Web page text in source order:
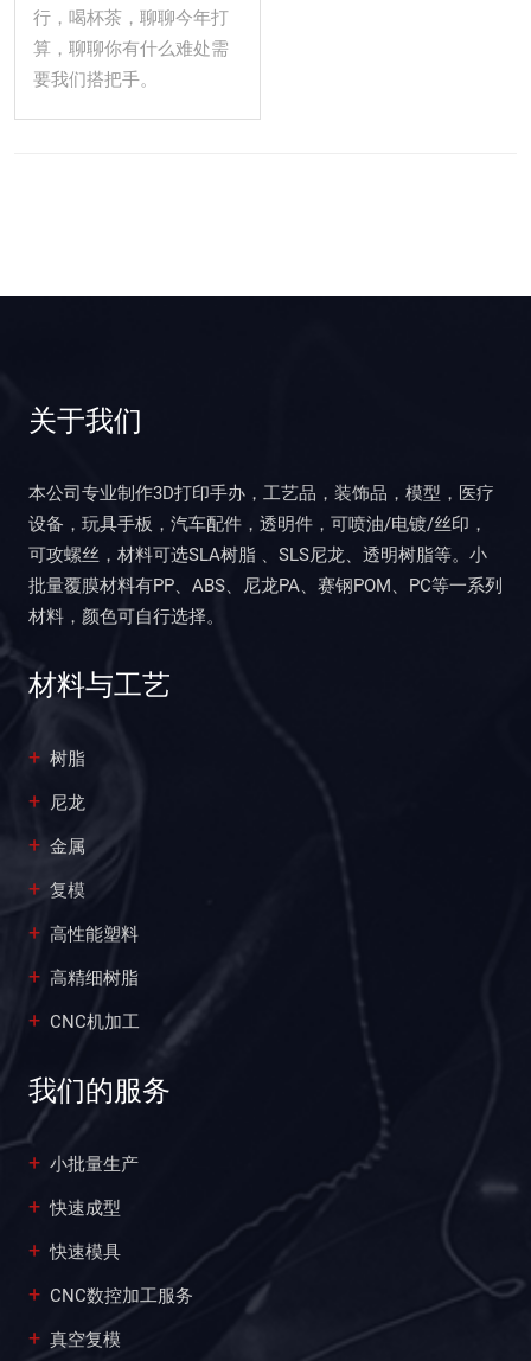
行，喝杯茶，聊聊今年打
算，聊聊你有什么难处需
要我们搭把手。
关于我们
本公司专业制作3D打印手办，工艺品，装饰品，模型，医疗
设备，玩具手板，汽车配件，透明件，可喷油/电镀/丝印，
可攻螺丝，材料可选SLA树脂 、SLS尼龙、透明树脂等。小
批量覆膜材料有PP、ABS、尼龙PA、赛钢POM、PC等一系列
材料，颜色可自行选择。
材料与工艺
树脂
尼龙
金属
复模
高性能塑料
高精细树脂
CNC机加工
我们的服务
小批量生产
快速成型
快速模具
CNC数控加工服务
真空复模